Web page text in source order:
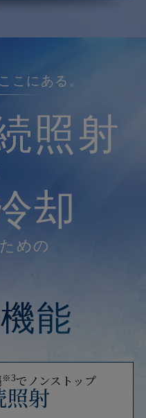
こにある。
照射
却
めの
能
※3でノンストップ
照射